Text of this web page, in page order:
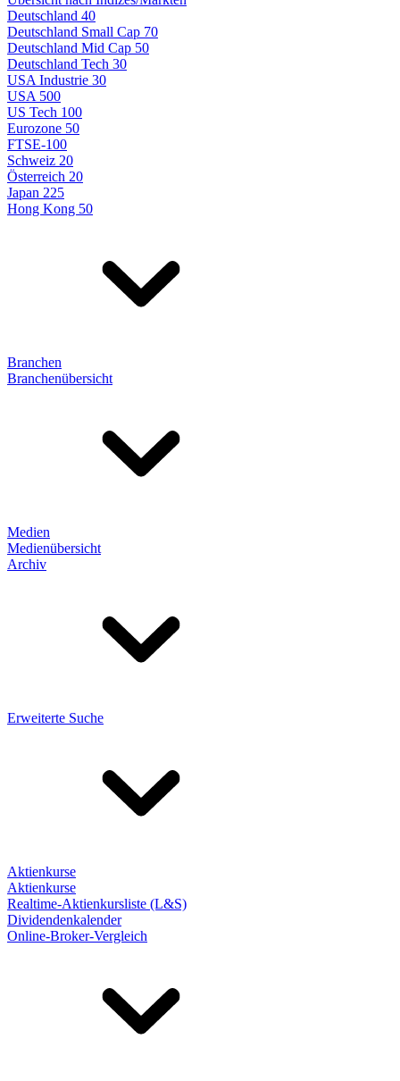
Deutschland 40
Deutschland Small Cap 70
Deutschland Mid Cap 50
Deutschland Tech 30
USA Industrie 30
USA 500
US Tech 100
Eurozone 50
FTSE-100
Schweiz 20
Österreich 20
Japan 225
Hong Kong 50
Branchen
Branchenübersicht
Medien
Medienübersicht
Archiv
Erweiterte Suche
Aktienkurse
Aktienkurse
Realtime-Aktienkursliste (L&S)
Dividendenkalender
Online-Broker-Vergleich